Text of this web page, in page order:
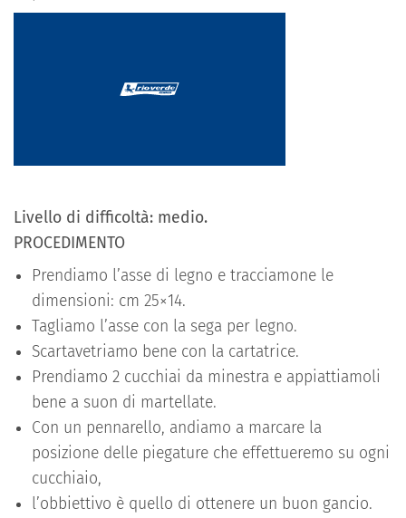
Livello di difficoltà: medio.
PROCEDIMENTO
Prendiamo l’asse di legno e tracciamone le
dimensioni: cm 25×14.
Tagliamo l’asse con la sega per legno.
Scartavetriamo bene con la cartatrice.
Prendiamo 2 cucchiai da minestra e appiattiamoli
bene a suon di martellate.
Con un pennarello, andiamo a marcare la
posizione delle piegature che effettueremo su ogni
cucchiaio,
l’obbiettivo è quello di ottenere un buon gancio.